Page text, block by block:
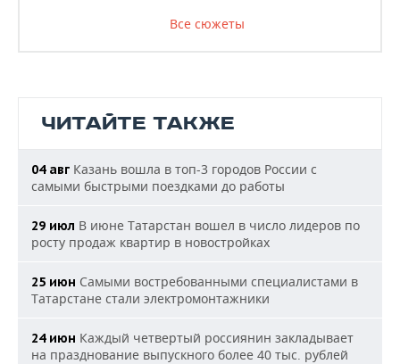
Все сюжеты
ЧИТАЙТЕ ТАКЖЕ
04 авг Казань вошла в топ-3 городов России с
самыми быстрыми поездками до работы
29 июл В июне Татарстан вошел в число лидеров по
росту продаж квартир в новостройках
25 июн Самыми востребованными специалистами в
Татарстане стали электромонтажники
24 июн Каждый четвертый россиянин закладывает
на празднование выпускного более 40 тыс. рублей